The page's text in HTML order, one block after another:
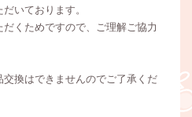
いております。
くためですので、ご理解ご協力
換はできませんのでご了承くだ